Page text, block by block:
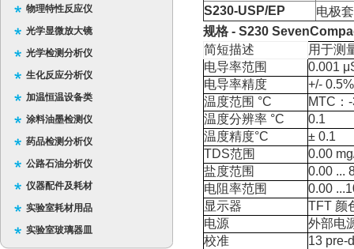
物理特性反应仪
光学显微放大镜
光学检测分析仪
生化反应分析仪
加温恒温设备类
涂料油墨检测仪
药品检测分析仪
公路石油分析仪
仪器配件及耗材
实验室耗材用品
实验室玻璃器皿
S230-USP/EP
电极
规格- S230
简短描述
用于测
电导率范围
0.001
电导率精度
+/- 0.5%
温度范围 °C MTC ：
温度分辨率°C
0.1
温度精度°C
± 0.1
TDS范围
0.00
盐度范围
0.00 ...
电阻率范围
0.00
显示器
TFT 颜
电源
外部电
校准
13 pre-